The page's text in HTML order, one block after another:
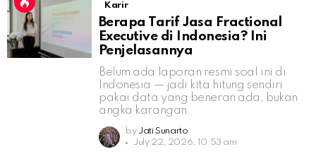
Karir
Berapa Tarif Jasa Fractional
Executive di Indonesia? Ini
Penjelasannya
Belum ada laporan resmi soal ini di
Indonesia — jadi kita hitung sendiri
pakai data yang beneran ada, bukan
angka karangan.
by Jati Sunarto
July 22, 2026, 10:53 am